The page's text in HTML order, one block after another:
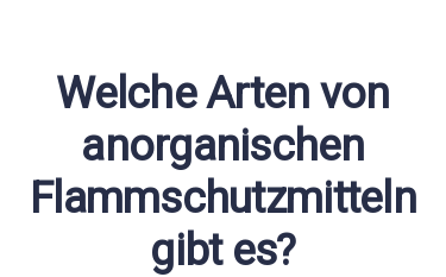
Welche Arten von
anorganischen
Flammschutzmitteln
gibt es?
Kontaktieren Sie uns